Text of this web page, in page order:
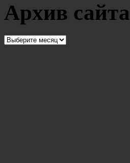
Архив сайта